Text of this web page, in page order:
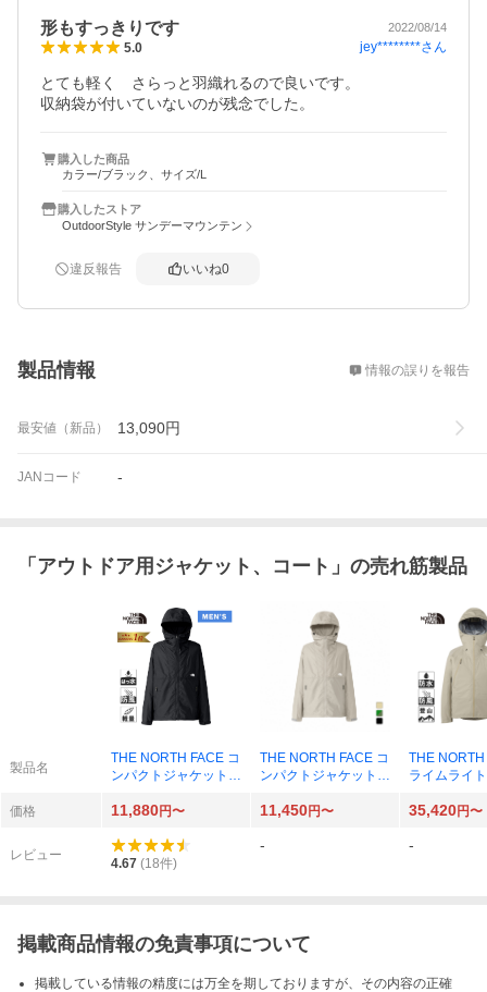
形もすっきりです 2022/08/14
5.0 jey********さん
とても軽く　さらっと羽織れるので良いです。
収納袋が付いていないのが残念でした。
購入した商品
カラー/ブラック、サイズ/L
購入したストア
OutdoorStyle サンデーマウンテン
違反報告 いいね0
製品情報 情報の誤りを報告
最安値（新品） 13,090円
JANコード -
「 アウトドア用ジャケット、コート 」の売れ筋製品
製品名
THE NORTH FACE コ
ンパクトジャケット
（ブラック）
THE NORTH FACE コ
ンパクトジャケット
THE
ライムライ
L（クレイグ
価格 11,880円〜 11,450円〜 35,420円〜
レビュー
4.67 (18件)
- -
掲載商品情報の免責事項について
掲載している情報の精度には万全を期しておりますが、その内容の正確